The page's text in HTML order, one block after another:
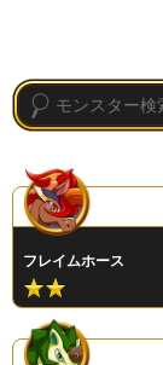
フレイムホース